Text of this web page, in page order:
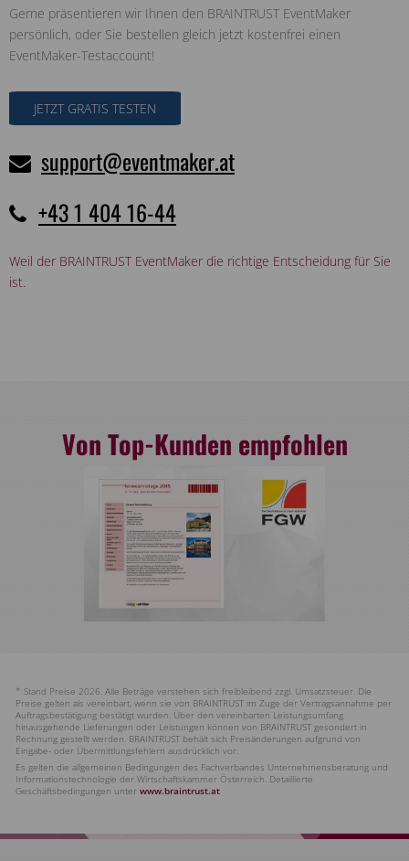
Gerne präsentieren wir Ihnen den BRAINTRUST EventMaker
persönlich, oder Sie bestellen gleich jetzt kostenfrei einen
EventMaker-Testaccount!
JETZT GRATIS TESTEN
support@eventmaker.at
+43 1 404 16-44
Weil der BRAINTRUST EventMaker die richtige Entscheidung für Sie
ist.
Von Top-Kunden empfohlen
* Stand Preise 2026. Alle Beträge verstehen sich freibleibend zzgl. Umsatzsteuer. Die
Preise gelten als vereinbart, wenn sie von BRAINTRUST im Zuge der Vertragsannahme per
Auftragsbestätigung bestätigt wurden. Über den vereinbarten Leistungsumfang
hinausgehende Lieferungen oder Leistungen können von BRAINTRUST gesondert in
Rechnung gestellt werden. BRAINTRUST behält sich Preisänderungen aufgrund von
Eingabe- oder Übermittlungsfehlern ausdrücklich vor.
Es gelten die allgemeinen Bedingungen des Fachverbandes Unternehmensberatung und
Informationstechnologie der Wirtschaftskammer Österreich. Detaillierte
Geschäftsbedingungen unter www.braintrust.at